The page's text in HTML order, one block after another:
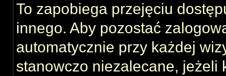
To zapobiega przejęciu
innego. Aby pozostać
automatycznie przy każdej
stanowczo niezalecane, jeżeli